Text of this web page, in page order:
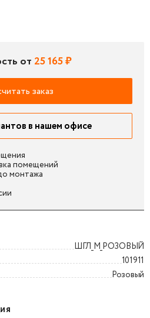
от 25 165 ₽
заказ
в нашем офисе
помещений
монтажа
ШГЛ_М_РОЗОВЫЙ
101911
Розовый